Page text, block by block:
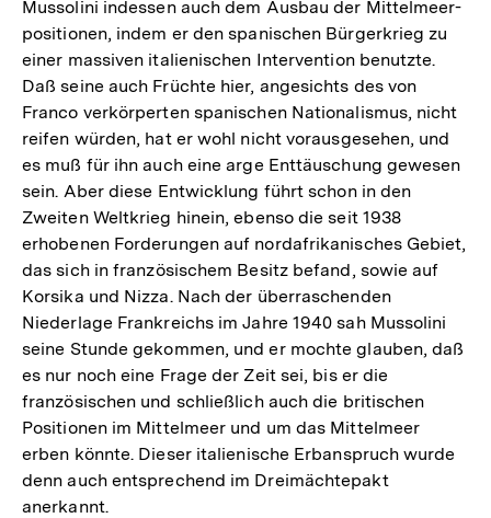
Mussolini indessen auch dem Ausbau der Mittelmeer-
positionen, indem er den spanischen Bürgerkrieg zu
einer massiven italienischen Intervention benutzte.
Daß seine auch Früchte hier, angesichts des von
Franco verkörperten spanischen Nationalismus, nicht
reifen würden, hat er wohl nicht vorausgesehen, und
es muß für ihn auch eine arge Enttäuschung gewesen
sein. Aber diese Entwicklung führt schon in den
Zweiten Weltkrieg hinein, ebenso die seit 1938
erhobenen Forderungen auf nordafrikanisches Gebiet,
das sich in französischem Besitz befand, sowie auf
Korsika und Nizza. Nach der überraschenden
Niederlage Frankreichs im Jahre 1940 sah Mussolini
seine Stunde gekommen, und er mochte glauben, daß
es nur noch eine Frage der Zeit sei, bis er die
französischen und schließlich auch die britischen
Positionen im Mittelmeer und um das Mittelmeer
erben könnte. Dieser italienische Erbanspruch wurde
denn auch entsprechend im Dreimächtepakt
anerkannt.